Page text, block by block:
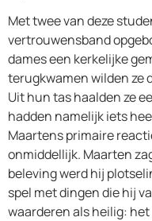
Met twee van deze
vertrouwensband
dames een kerkelijke
terugkwamen wilden ze
Uit hun tas haalden ze
hadden namelijk iets
Maartens primaire
onmiddellijk. Maarten
beleving werd hij
spel met dingen die hij
waarderen als heilig: het